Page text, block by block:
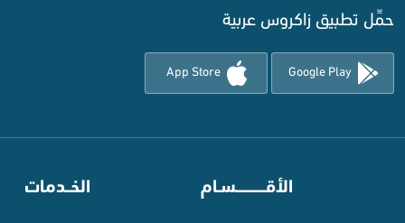
حمِّل تطبيق زاكروس عربية
Google Play
App Store
الأقـــــــــــسـام الخــدمات